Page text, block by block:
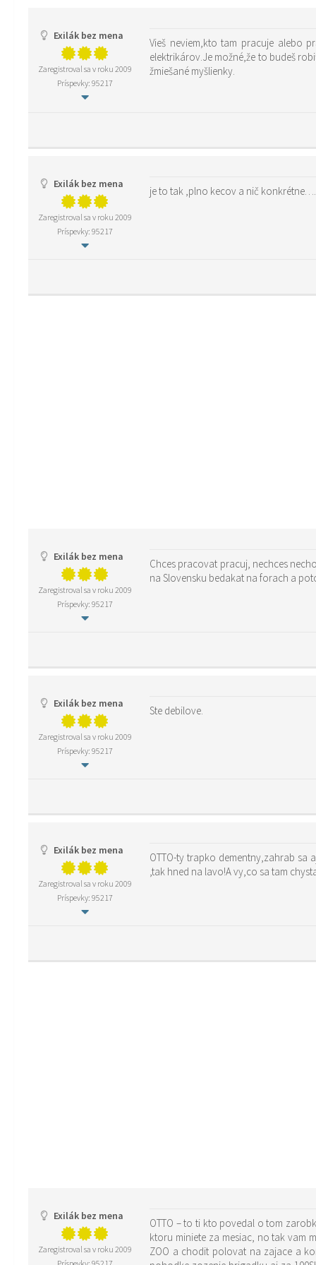
Exilák bez mena
Zaregistroval sa v roku 2009
Príspevky: 95217
Vieš neviem,kto tam pracuje alebo
elektrikárov.Je možné,že to budeš
žmiešané myšlienky.
Exilák bez mena
Zaregistroval sa v roku 2009
Príspevky: 95217
je to tak ,plno kecov a nič
Exilák bez mena
Zaregistroval sa v roku 2009
Príspevky: 95217
Chces pracovat pracuj, nechces
na Slovensku bedakat na forach a
Exilák bez mena
Zaregistroval sa v roku 2009
Príspevky: 95217
Ste debilove.
Exilák bez mena
Zaregistroval sa v roku 2009
Príspevky: 95217
OTTO-ty trapko dementny,zahrab
,tak hned na lavo!A vy,co sa tam
Exilák bez mena
Zaregistroval sa v roku 2009
OTTO – to ti kto povedal o tom
ktoru miniete za mesiac, no tak vam
ZOO a chodit polovat na zajace a